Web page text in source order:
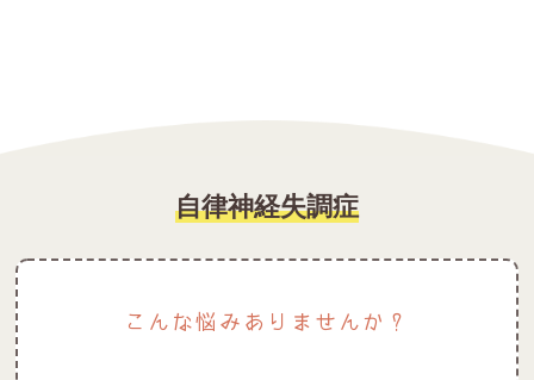
自律神経失調症
こんな悩みありませんか？